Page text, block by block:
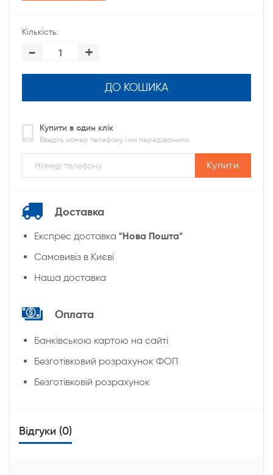
Кількість:
- +
ДО КОШИКА
Купити в один клік
Введіть номер телефону і ми передзвонимо
Купити
Доставка
Експрес доставка "Нова Пошта"
Cамовивіз в Києві
Наша доставка
Оплата
Банківською картою на сайті
Безготівковий розрахунок ФОП
Безготівковій розрахунок
Відгуки (0)